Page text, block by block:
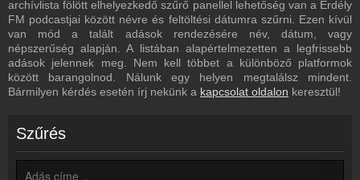
Hozz létre saját fiókot!
Frekvenciák
Erdély FM frekvencia
Műsorújság
Erdély FM műsorai
Írj nekünk!
Partnerek
Rádiós partnerek
archívlista fölött elhelyezkedő szűrő panellel lehetőség van a Erdély
FM podcastjai között névre és feltöltési dátumra szűrni. Ezen kívül
van mód a talált adások rendezésére név, dátum, vagy
népszerűség alapján. A listában alapértelmezetten a legfrissebb
adások jelennek meg. Nem kell többet a különböző platformok
között barangolnod. Nálunk egy helyen megtalálsz mindent.
Bármilyen kérdés esetén írj nekünk a kapcsolat oldalon keresztül!
Szűrés